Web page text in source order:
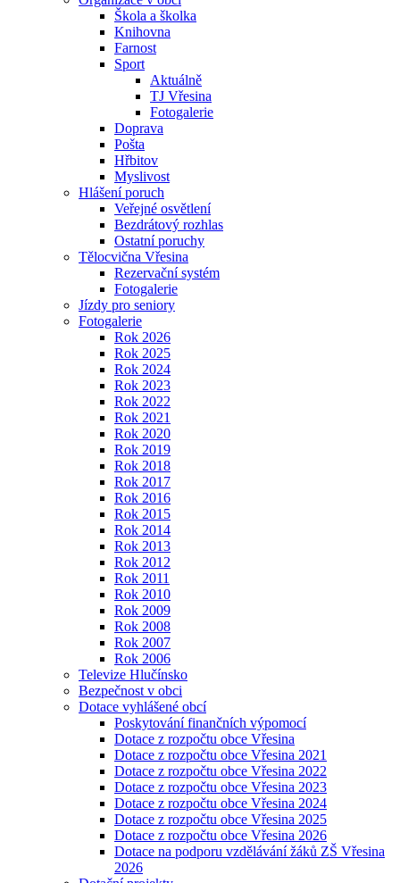
Škola a školka
Knihovna
Farnost
Sport
Aktuálně
TJ Vřesina
Fotogalerie
Doprava
Pošta
Hřbitov
Myslivost
Hlášení poruch
Veřejné osvětlení
Bezdrátový rozhlas
Ostatní poruchy
Tělocvična Vřesina
Rezervační systém
Fotogalerie
Jízdy pro seniory
Fotogalerie
Rok 2026
Rok 2025
Rok 2024
Rok 2023
Rok 2022
Rok 2021
Rok 2020
Rok 2019
Rok 2018
Rok 2017
Rok 2016
Rok 2015
Rok 2014
Rok 2013
Rok 2012
Rok 2011
Rok 2010
Rok 2009
Rok 2008
Rok 2007
Rok 2006
Televize Hlučínsko
Bezpečnost v obci
Dotace vyhlášené obcí
Poskytování finančních výpomocí
Dotace z rozpočtu obce Vřesina
Dotace z rozpočtu obce Vřesina 2021
Dotace z rozpočtu obce Vřesina 2022
Dotace z rozpočtu obce Vřesina 2023
Dotace z rozpočtu obce Vřesina 2024
Dotace z rozpočtu obce Vřesina 2025
Dotace z rozpočtu obce Vřesina 2026
Dotace na podporu vzdělávání žáků ZŠ Vřesina
2026